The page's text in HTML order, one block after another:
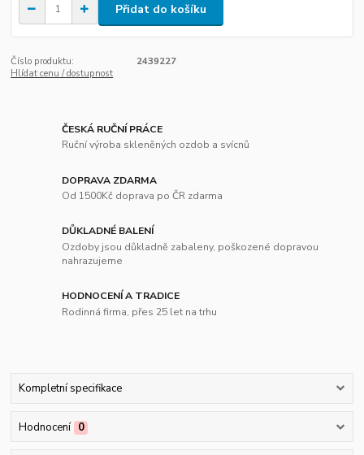
Přidat do košíku
Číslo produktu:
2439227
Hlídat cenu / dostupnost
ČESKÁ RUČNÍ PRÁCE
Ruční výroba skleněných ozdob a svícnů
DOPRAVA ZDARMA
Od 1500Kč doprava po ČR zdarma
DŮKLADNÉ BALENÍ
Ozdoby jsou důkladně zabaleny, poškozené dopravou
nahrazujeme
HODNOCENÍ A TRADICE
Rodinná firma, přes 25 let na trhu
Kompletní specifikace
Hodnocení 0